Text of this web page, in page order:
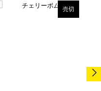
売切